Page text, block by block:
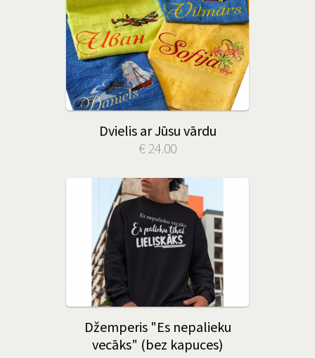
Dvielis ar Jūsu vārdu
€ 24.00
Džemperis "Es nepalieku
vecāks" (bez kapuces)